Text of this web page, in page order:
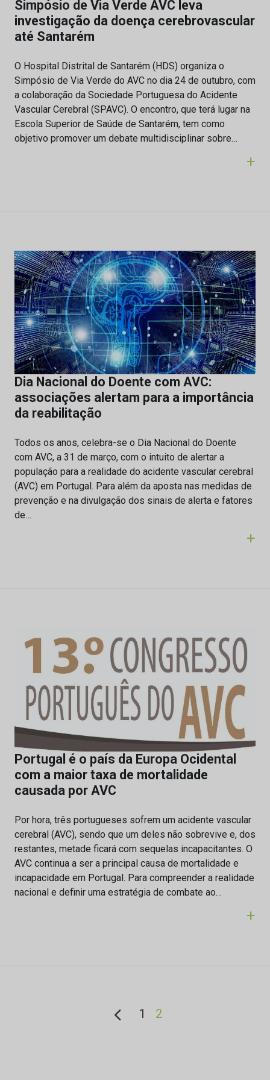
Simpósio de Via Verde AVC leva
investigação da doença cerebrovascular
até Santarém
O Hospital Distrital de Santarém (HDS) organiza o
Simpósio de Via Verde do AVC no dia 24 de outubro, com
a colaboração da Sociedade Portuguesa do Acidente
Vascular Cerebral (SPAVC). O encontro, que terá lugar na
Escola Superior de Saúde de Santarém, tem como
objetivo promover um debate multidisciplinar sobre…
+
Dia Nacional do Doente com AVC:
associações alertam para a importância
da reabilitação
Todos os anos, celebra-se o Dia Nacional do Doente
com AVC, a 31 de março, com o intuito de alertar a
população para a realidade do acidente vascular cerebral
(AVC) em Portugal. Para além da aposta nas medidas de
prevenção e na divulgação dos sinais de alerta e fatores
de…
+
Portugal é o país da Europa Ocidental
com a maior taxa de mortalidade
causada por AVC
Por hora, três portugueses sofrem um acidente vascular
cerebral (AVC), sendo que um deles não sobrevive e, dos
restantes, metade ficará com sequelas incapacitantes. O
AVC continua a ser a principal causa de mortalidade e
incapacidade em Portugal. Para compreender a realidade
nacional e definir uma estratégia de combate ao…
+
1 2